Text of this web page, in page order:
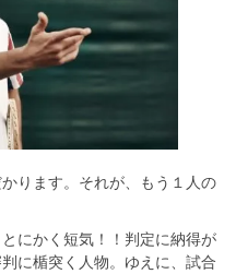
ります。それが、もう１人の
にかく短気！！判定に納得が
に楯突く人物。ゆえに、試合